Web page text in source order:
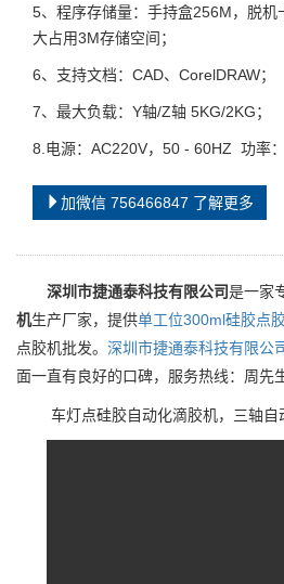
5、程序存储量：手持盒256M，脱
大占用3M存储空间；
6、支持文档：CAD、CorelDRAW；
7、最大负载：Y轴/Z轴 5KG/2KG；
8.电源：AC220V，50 - 60HZ 功率：
加微信 756466847 了解更多
深圳市捷通泰科技有限公司是一家
机生产厂家，提供单工位300ml硅胶点
点胶机批发。 深圳市捷通泰科技有限公
面一直有良好的口碑，服务热线：周先
车灯点硅胶自动化滴胶机，三轴自